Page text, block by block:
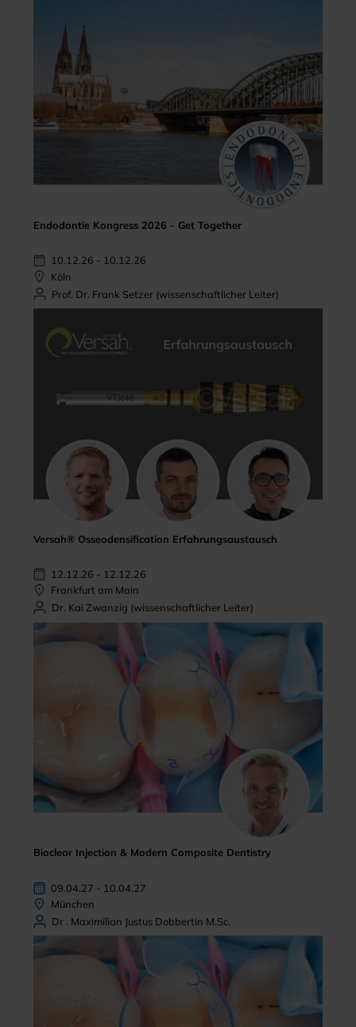
Endodontie Kongress 2026 - Get Together
10.12.26 - 10.12.26
Köln
Prof. Dr. Frank Setzer (wissenschaftlicher Leiter)
Versah® Osseodensification Erfahrungsaustausch
12.12.26 - 12.12.26
Frankfurt am Main
Dr. Kai Zwanzig (wissenschaftlicher Leiter)
Bioclear Injection & Modern Composite Dentistry
09.04.27 - 10.04.27
München
Dr . Maximilian Justus Dobbertin M.Sc.